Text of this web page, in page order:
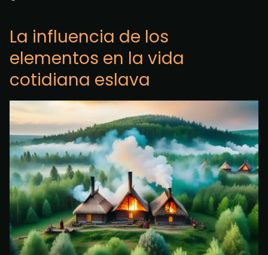
La influencia de los
elementos en la vida
cotidiana eslava